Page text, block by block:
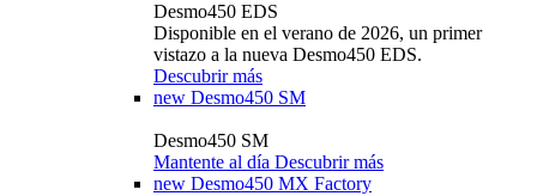
Desmo450 EDS
Disponible en el verano de 2026, un primer
vistazo a la nueva Desmo450 EDS.
Descubrir más
new Desmo450 SM
Desmo450 SM
Mantente al día Descubrir más
new Desmo450 MX Factory